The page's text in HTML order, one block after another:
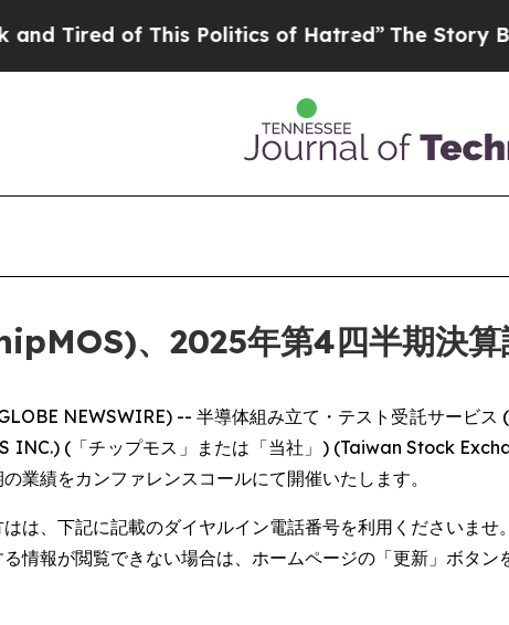
Tired of This Politics of Hatred”The Story
、2025年第4四半期決
NEWSWIRE) -- 半導体組み立て・テスト受託サービ
INC.) (「チップモス」または「当社」) (Taiwan Stock
業績をカンファレンスコールにて開催いたします。
は、下記に記載のダイヤルイン電話番号を利用くださいま
情報が閲覧できない場合は、ホームページの「更新」ボタン